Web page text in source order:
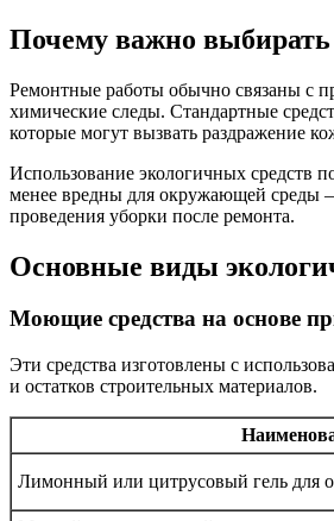
Почему важно выбирать
Ремонтные работы обычно связаны с
химические следы. Стандартные
которые могут вызвать раздражение
Использование экологичных средств
менее вредны для окружающей среды
проведения уборки после ремонта.
Основные виды
Моющие средства на основе
Эти средства изготовлены с
и остатков строительных материалов.
Лимонный или цитрусовый гель для